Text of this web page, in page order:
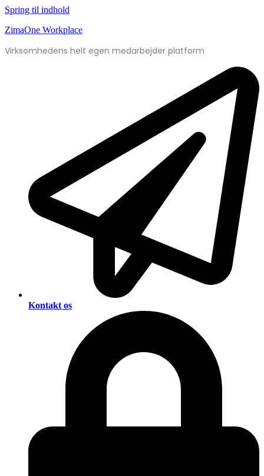
Spring til indhold
ZimaOne Workplace
Virksomhedens helt egen medarbejder platform
Kontakt os